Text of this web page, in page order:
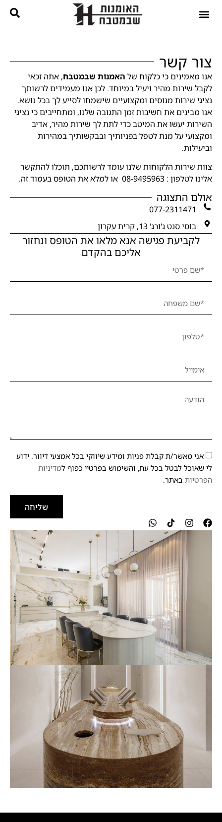
צור קשר
אנו מאמינים כי כלקוח של האמנות שבמטבח, אתה זכאי
לקבל שירות מהיר ויעיל במיוחד. לכן אנו מעמידים לרשותך
נציגי שירות מנוסים ומקצועיים שישמחו לסייע לך בכל נושא.
אנו מבינים את חשיבות זמן התגובה שלנו, ומתחייבים כי נציגי
השירות יעשו את המיטב כדי לתת לך שירות מהיר, אדיב
ומקצועי על מנת לטפל בפניותיך ובבקשותיך במהירות
וביעילות.
צוות שירות הלקוחות שלנו עומד לרשותכם, תוכלו להתקשר
אלינו לטלפון : 08-9495963 או למלא את הטופס בעמוד זה.
אולם התצוגה
077-2311471
בוסי סנט ג'ורג' 13, קרית עקרון
לקביעת פגישה אנא מלאו את הטופס ונחזור
אליכם בהקדם
אני מאשר/ת קבלת פניות ומידע שיווקי בכל אמצעי דיוור. ידוע
לי שאוכל לבטל בכל עת, והשימוש בפרטיי כפוף למדיניות
הפרטיות באתר.
שליחה